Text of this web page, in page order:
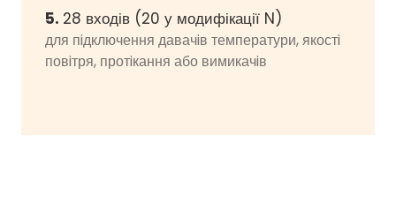
5. 28 входів (20 у модифікації N)
для пiдключення давачiв температури, якостi
повiтря, протiкання або вимикачiв